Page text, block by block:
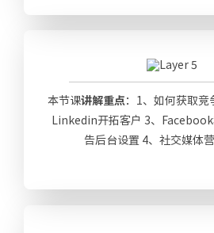
本节课讲解重点：1、如何获取竞
Linkedin开拓客户 3、
告后台设置 4、社交媒体